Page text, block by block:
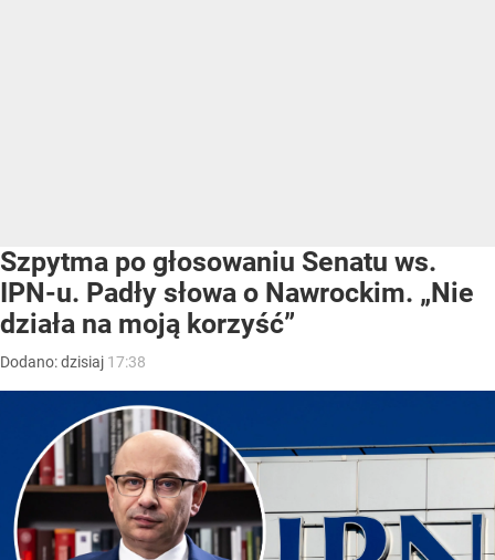
Szpytma po głosowaniu Senatu ws.
IPN-u. Padły słowa o Nawrockim. „Nie
działa na moją korzyść”
Dodano:dzisiaj 17:38